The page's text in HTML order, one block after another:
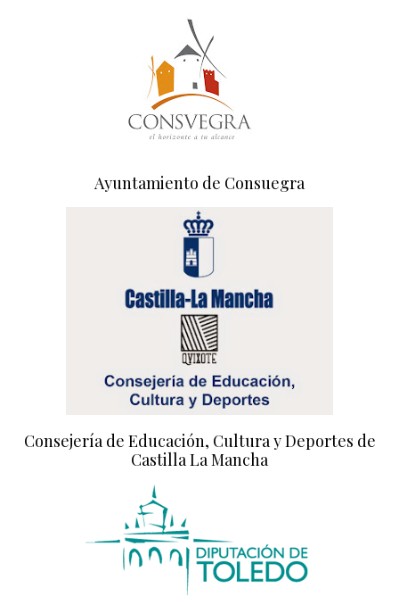
Ayuntamiento de Consuegra
Consejería de Educación, Cultura y Deportes de
Castilla La Mancha